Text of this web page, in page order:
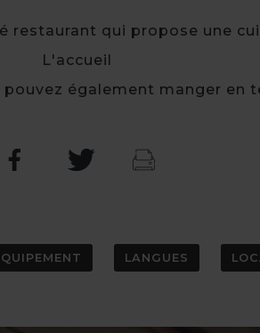
restaurant qui propose une
L'accueil
pouvez également manger en
LANGUES